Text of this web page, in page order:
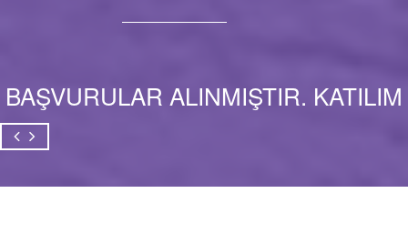
BAŞVURULAR ALINMIŞTIR. KATILIM
SAĞLAYAN TÜM YARIŞMACILARA